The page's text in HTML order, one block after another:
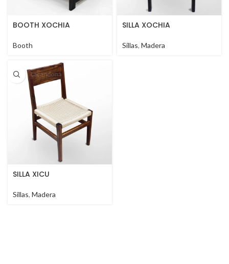
BOOTH XOCHIA
Booth
SILLA XOCHIA
Sillas, Madera
SILLA XICU
Sillas, Madera